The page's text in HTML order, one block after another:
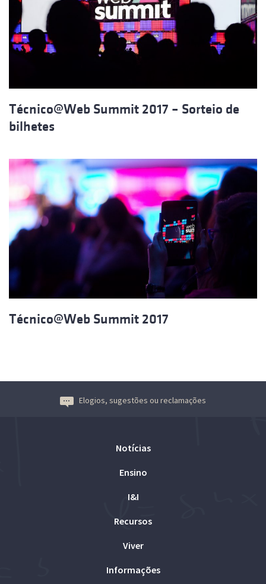
Técnico@Web Summit 2017 – Sorteio de
bilhetes
Técnico@Web Summit 2017
Elogios, sugestões ou reclamações
Notícias
Ensino
I&I
Recursos
Viver
Informações